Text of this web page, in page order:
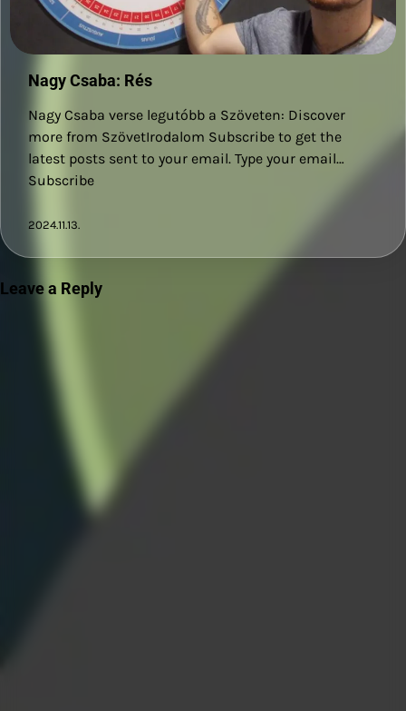
Nagy Csaba: Rés
Nagy Csaba verse legutóbb a Szöveten: Discover
more from SzövetIrodalom Subscribe to get the
latest posts sent to your email. Type your email…
Subscribe
2024.11.13.
Leave a Reply